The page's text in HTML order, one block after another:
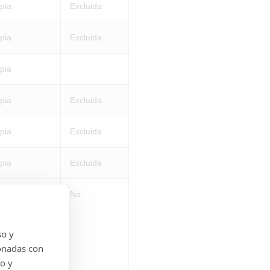
Excluida
Excluida
Excluida
Excluida
Excluida
No
y
con
y